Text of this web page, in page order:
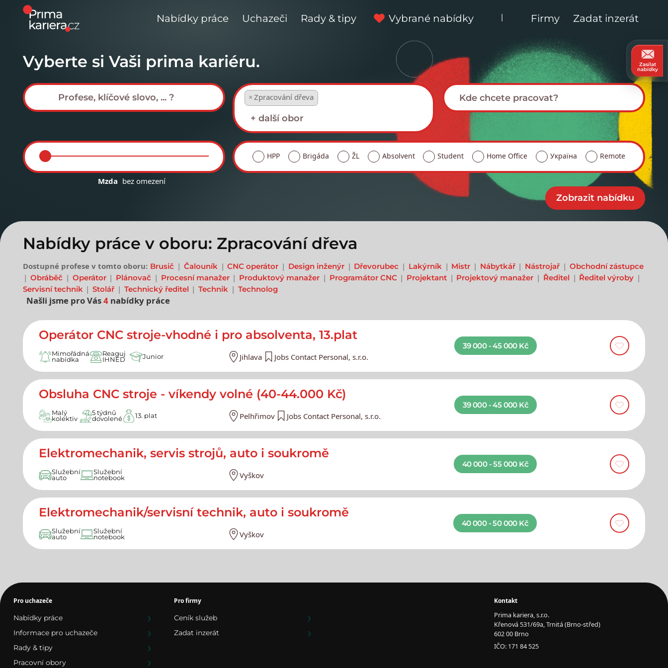
Nabídky práce Uchazeči Rady & tipy Vybrané nabídky | Firmy Zadat inzerát
Vyberte si Vaši prima kariéru.
×Zpracování dřeva
Mzda bez omezení
HPP Brigáda ŽL Absolvent Student Home Office Україна Remote
Nabídky práce v oboru: Zpracování dřeva
Dostupné profese v tomto oboru: Brusič Čalouník CNC operátor Design inženýr Dřevorubec Lakýrník Mistr Nábytkář Nástrojař
Obchodní zástupce
Obráběč
Operátor Plánovač Procesní manažer Produktový manažer Programátor CNC Projektant Projektový manažer Ředitel
Ředitel výroby
Servisní technik
Stolář Technický ředitel Technik Technolog
Našli jsme pro Vás4nabídky práce
Nejnovější nabídky práce
Operátor CNC stroje-vhodné i pro absolventa, 13.plat
Mimořádná
nabídka
Reaguj
IHNED
Junior Jihlava Jobs Contact Personal, s.r.o.
39 000 - 45 000 Kč
Obsluha CNC stroje - víkendy volné (40-44.000 Kč)
Malý
kolektiv
5 týdnů
dovolené
13. plat Pelhřimov Jobs Contact Personal, s.r.o.
39 000 - 45 000 Kč
Elektromechanik, servis strojů, auto i soukromě
Služební
auto
Služební
notebook
Vyškov
40 000 - 55 000 Kč
Elektromechanik/servisní technik, auto i soukromě
Služební
auto
Služební
notebook
Vyškov
40 000 - 50 000 Kč
Zasílat
nabídky
Pro uchazeče
Nabídky práce
Informace pro uchazeče
Rady & tipy
Pracovní obory
Pro firmy
Ceník služeb
Zadat inzerát
Kontakt
Prima kariera, s.r.o.
Křenová 531/69a, Trnitá (Brno-střed)
602 00 Brno
IČO: 171 84 525